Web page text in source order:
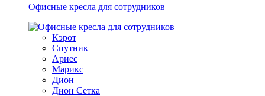
Офисные кресла для сотрудников
Кэрот
Спутник
Ариес
Марикс
Дион
Дион Сетка